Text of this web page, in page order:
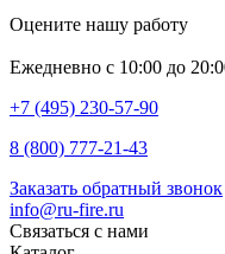
Оцените нашу работу
Ежедневно с 10:00 до
+7 (495) 230-57-90
8 (800) 777-21-43
Заказать обратный звонок
info@ru-fire.ru
Связаться с нами